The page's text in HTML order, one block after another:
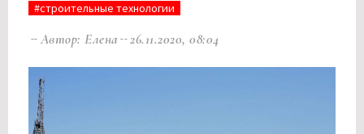
#строительные технологии
Автор: Елена 26.11.2020, 08:04